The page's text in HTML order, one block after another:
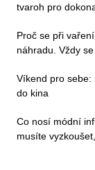
tvaroh pro
Proč se při
náhradu. Vždy
Víkend pro sebe:
do kina
Co nosí módní
musíte